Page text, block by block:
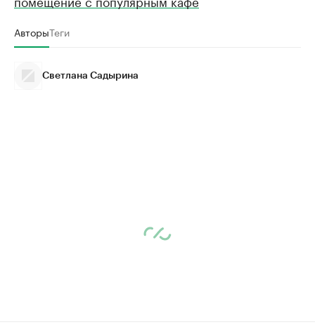
АвторыТеги
Светлана Садырина